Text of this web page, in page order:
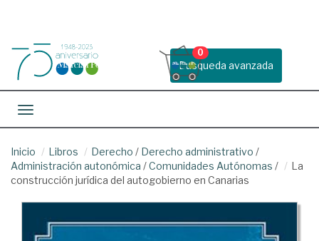
Busqueda avanzada
0
Toggle navigation
Inicio Libros Derecho / Derecho administrativo /
Administración autonómica /Comunidades Autónomas /
La
construcción jurídica del autogobierno en Canarias